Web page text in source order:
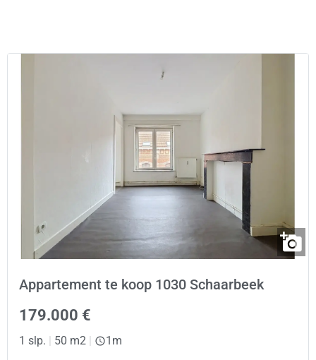
Appartement te koop 1030 Schaarbeek
179.000 €
1 slp. | 50 m2 | 1m